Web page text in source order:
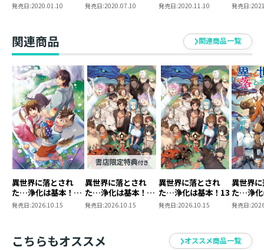
発売日:2020.01.10 発売日:2020.07.10 発売日:2020.11.10 発売日:
関連商品 関連商品一覧
異世界に落とされ
た…浄化は基本！
@COMIC 第7巻
発売日:2026.10.15
異世界に落とされ
た…浄化は基本！
13【ピッコマ限定
発売日:2026.10.15
異世界に落とされ
た…浄化は基本！13
発売日:2026.10.15
異世界
た…浄化
発売日:
こちらもオススメ オススメ商品一覧